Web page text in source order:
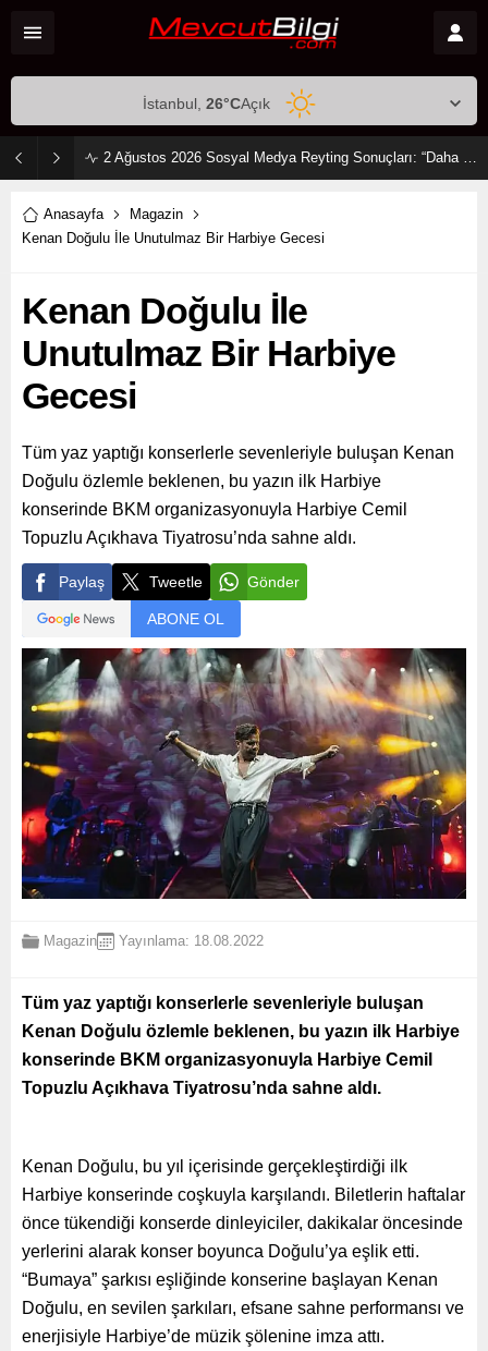
2 Ağustos 2026 Sosyal Medya Reyting Sonuçları: “Daha 17” Ekranlara Ambargo Koydu!
İstanbul, 26°CAçık
Anasayfa
Magazin
Kenan Doğulu İle Unutulmaz Bir Harbiye Gecesi
Kenan Doğulu İle
Unutulmaz Bir Harbiye
Gecesi
Tüm yaz yaptığı konserlerle sevenleriyle buluşan Kenan
Doğulu özlemle beklenen, bu yazın ilk Harbiye
konserinde BKM organizasyonuyla Harbiye Cemil
Topuzlu Açıkhava Tiyatrosu’nda sahne aldı.
Paylaş Tweetle Gönder
ABONE OL
Magazin Yayınlama: 18.08.2022
Tüm yaz yaptığı konserlerle sevenleriyle buluşan
Kenan Doğulu özlemle beklenen, bu yazın ilk Harbiye
konserinde BKM organizasyonuyla Harbiye Cemil
Topuzlu Açıkhava Tiyatrosu’nda sahne aldı.
Kenan Doğulu, bu yıl içerisinde gerçekleştirdiği ilk
Harbiye konserinde coşkuyla karşılandı. Biletlerin haftalar
önce tükendiği konserde dinleyiciler, dakikalar öncesinde
yerlerini alarak konser boyunca Doğulu’ya eşlik etti.
“Bumaya” şarkısı eşliğinde konserine başlayan Kenan
Doğulu, en sevilen şarkıları, efsane sahne performansı ve
enerjisiyle Harbiye’de müzik şölenine imza attı.